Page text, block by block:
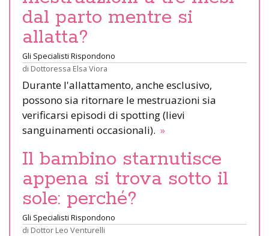
dal parto mentre si
allatta?
Gli Specialisti Rispondono
di Dottoressa Elsa Viora
Durante l'allattamento, anche esclusivo,
possono sia ritornare le mestruazioni sia
verificarsi episodi di spotting (lievi
sanguinamenti occasionali). »
Il bambino starnutisce
appena si trova sotto il
sole: perché?
Gli Specialisti Rispondono
di Dottor Leo Venturelli